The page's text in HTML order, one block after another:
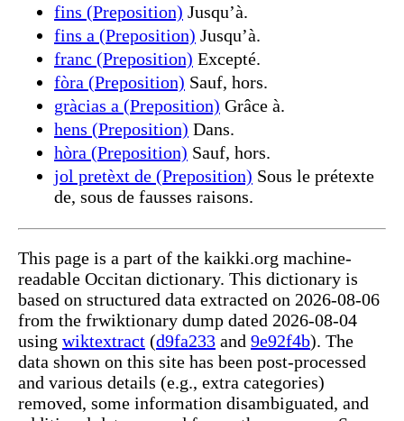
fins (Preposition) Jusqu’à.
fins a (Preposition) Jusqu’à.
franc (Preposition) Excepté.
fòra (Preposition) Sauf, hors.
gràcias a (Preposition) Grâce à.
hens (Preposition) Dans.
hòra (Preposition) Sauf, hors.
jol pretèxt de (Preposition) Sous le prétexte
de, sous de fausses raisons.
This page is a part of the kaikki.org machine-
readable Occitan dictionary. This dictionary is
based on structured data extracted on 2026-08-06
from the frwiktionary dump dated 2026-08-04
using wiktextract (d9fa233 and 9e92f4b). The
data shown on this site has been post-processed
and various details (e.g., extra categories)
removed, some information disambiguated, and